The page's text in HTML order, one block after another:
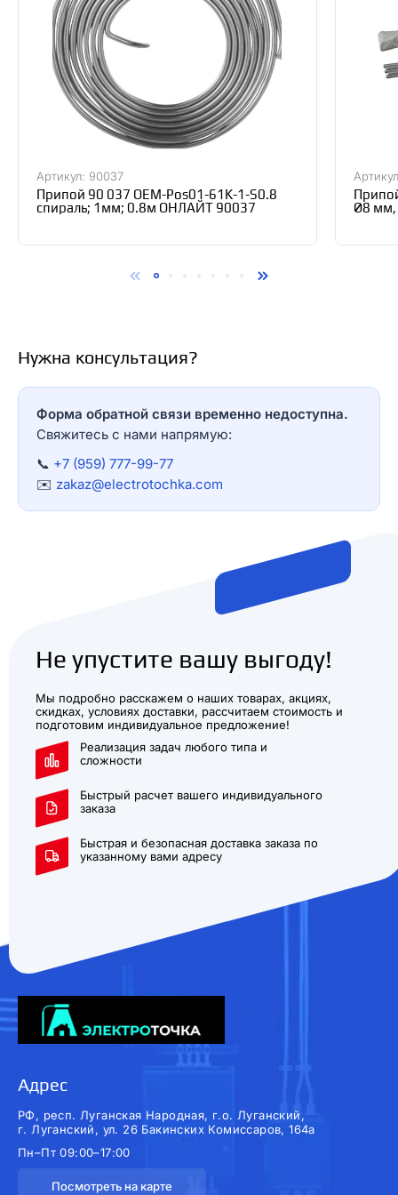
Артикул: 90037
Припой 90 037 OEM-Pos01-61K-1-S0.8
спираль; 1мм; 0.8м ОНЛАЙТ 90037
Ø8 мм,
Нужна консультация?
Форма обратной связи временно недоступна.
Свяжитесь с нами напрямую:
📞 +7 (959) 777-99-77
✉️ zakaz@electrotochka.com
Не упустите вашу выгоду!
Мы подробно расскажем о наших товарах, акциях,
скидках, условиях доставки, рассчитаем стоимость и
подготовим индивидуальное предложение!
Реализация задач любого типа и
сложности
Быстрый расчет вашего индивидуального
заказа
Быстрая и безопасная доставка заказа по
указанному вами адресу
Адрес
РФ, респ. Луганская Народная, г.о. Луганский,
г. Луганский, ул. 26 Бакинских Комиссаров, 164а
Пн–Пт 09:00–17:00
Посмотреть на карте